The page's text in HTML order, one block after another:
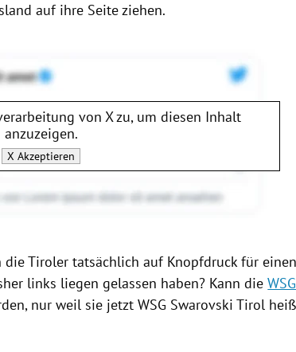
auf ihre Seite ziehen.
von Xzu, um diesen Inhalt
anzuzeigen.
X Akzeptieren
Tiroler tatsächlich auf Knopfdruck für einen
links liegen gelassen haben? Kann dieWSG
nur weil sie jetzt WSG Swarovski Tirol